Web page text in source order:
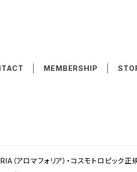
MEMBERSHIP
アロマフォリア）・コスモトロピック